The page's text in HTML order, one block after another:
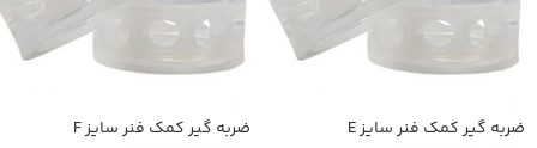
ضربه گیر کمک فنر سایز E ضربه گیر کمک فنر سایز F